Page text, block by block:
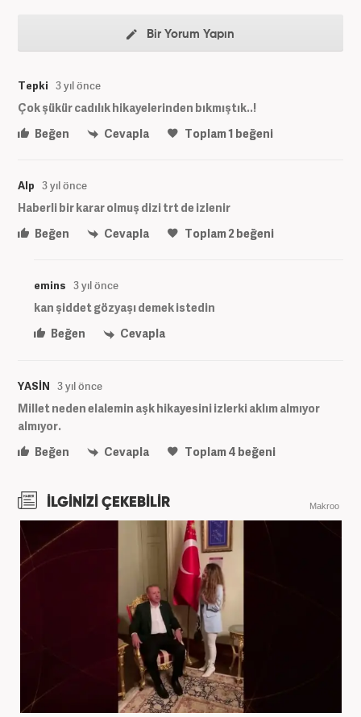
Bir Yorum Yapın
Tepki 3 yıl önce
Çok şükür cadılık hikayelerinden bıkmıştık..!
Beğen
Cevapla Toplam1 beğeni
Alp 3 yıl önce
Haberli bir karar olmuş dizi trt de izlenir
Beğen
Cevapla Toplam2beğeni
emins 3 yıl önce
kan şiddet gözyaşı demek istedin
Beğen
Cevapla
YASİN 3 yıl önce
Millet neden elalemin aşk hikayesini izlerki aklım almıyor
almıyor.
Beğen
Cevapla Toplam4 beğeni
İLGİNİZİ ÇEKEBİLİR Makroo